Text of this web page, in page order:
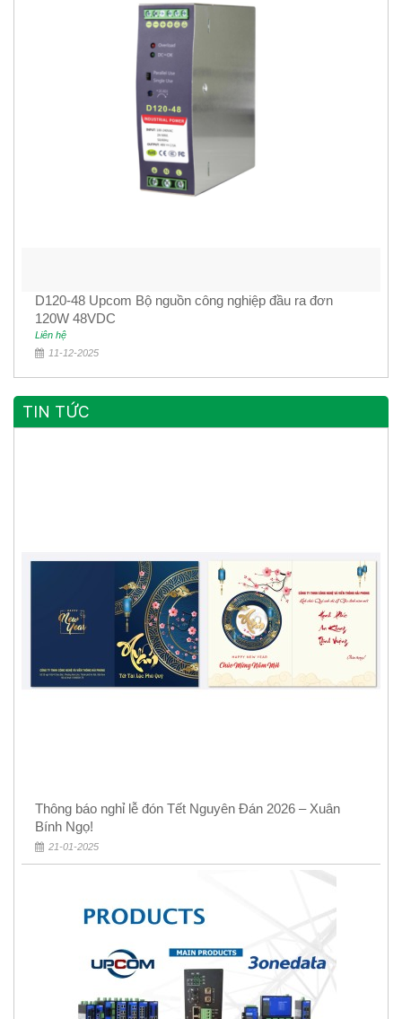
D120-48 Upcom Bộ nguồn công nghiệp đầu ra đơn
120W 48VDC
Liên hệ
11-12-2025
TIN TỨC
Thông báo nghỉ lễ đón Tết Nguyên Đán 2026 – Xuân
Bính Ngọ!
21-01-2025